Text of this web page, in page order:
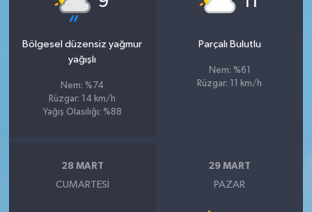
Bölgesel düzensiz yağmur
yağışlı
Nem: %74
Rüzgar: 14 km/h
Yağış Olasılığı: %88
Parçalı Bulutlu
Nem: %61
Rüzgar: 11 km/h
28 MART
CUMARTESI
29 MART
PAZAR